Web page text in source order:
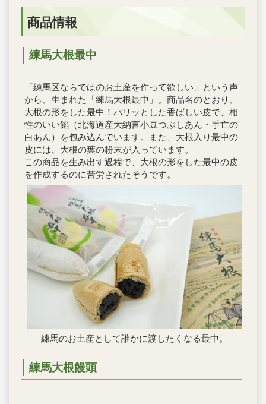
商品情報
練馬大根最中
「練馬区ならではのお土産を作って欲しい」という声
から、生まれた「練馬大根最中」。商品名のとおり、
大根の形をした最中！パリッとした香ばしい皮で、相
性のいい餡（北海道産大納言小豆つぶしあん・手亡の
白あん）を包み込んでいます。また、大根入り最中の
皮には、大根の葉の粉末が入っています。
この商品を生み出す過程で、大根の形をした最中の皮
を作成するのに苦労されたそうです。
練馬のお土産として誰かに渡したくなる最中。
練馬大根饅頭